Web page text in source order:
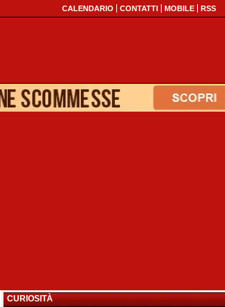
CALENDARIO CONTATTI MOBILE RSS
CURIOSITÀ